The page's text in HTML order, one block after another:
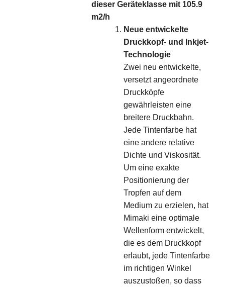
dieser Geräteklasse mit 105.9
m2/h
Neue entwickelte
Druckkopf- und Inkjet-
Technologie
Zwei neu entwickelte,
versetzt angeordnete
Druckköpfe
gewährleisten eine
breitere Druckbahn.
Jede Tintenfarbe hat
eine andere relative
Dichte und Viskosität.
Um eine exakte
Positionierung der
Tropfen auf dem
Medium zu erzielen, hat
Mimaki eine optimale
Wellenform entwickelt,
die es dem Druckkopf
erlaubt, jede Tintenfarbe
im richtigen Winkel
auszustoßen, so dass